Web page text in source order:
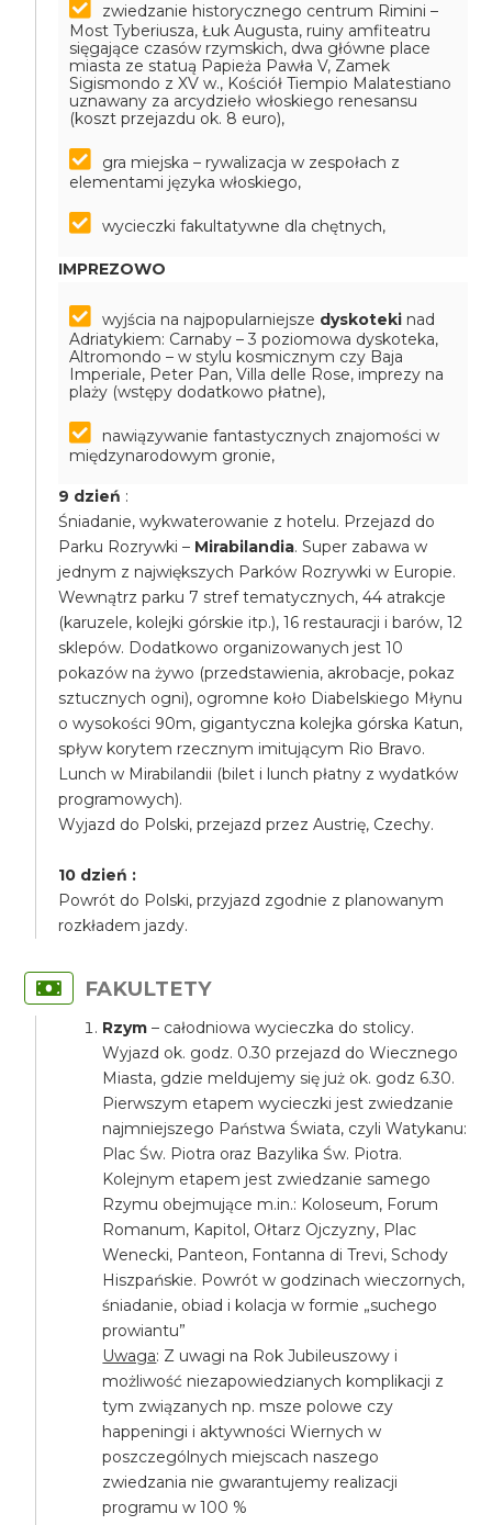
zwiedzanie historycznego centrum Rimini –
Most Tyberiusza, Łuk Augusta, ruiny amfiteatru
sięgające czasów rzymskich, dwa główne place
miasta ze statuą Papieża Pawła V, Zamek
Sigismondo z XV w., Kościół Tiempio Malatestiano
uznawany za arcydzieło włoskiego renesansu
(koszt przejazdu ok. 8 euro),
gra miejska – rywalizacja w zespołach z
elementami języka włoskiego,
wycieczki fakultatywne dla chętnych,
IMPREZOWO
wyjścia na najpopularniejsze dyskoteki nad
Adriatykiem: Carnaby – 3 poziomowa dyskoteka,
Altromondo – w stylu kosmicznym czy Baja
Imperiale, Peter Pan, Villa delle Rose, imprezy na
plaży (wstępy dodatkowo płatne),
nawiązywanie fantastycznych znajomości w
międzynarodowym gronie,
9 dzień :
Śniadanie, wykwaterowanie z hotelu. Przejazd do
Parku Rozrywki – Mirabilandia. Super zabawa w
jednym z największych Parków Rozrywki w Europie.
Wewnątrz parku 7 stref tematycznych, 44 atrakcje
(karuzele, kolejki górskie itp.), 16 restauracji i barów, 12
sklepów. Dodatkowo organizowanych jest 10
pokazów na żywo (przedstawienia, akrobacje, pokaz
sztucznych ogni), ogromne koło Diabelskiego Młynu
o wysokości 90m, gigantyczna kolejka górska Katun,
spływ korytem rzecznym imitującym Rio Bravo.
Lunch w Mirabilandii (bilet i lunch płatny z wydatków
programowych).
Wyjazd do Polski, przejazd przez Austrię, Czechy.
10 dzień :
Powrót do Polski, przyjazd zgodnie z planowanym
rozkładem jazdy.
FAKULTETY
Rzym– całodniowa wycieczka do stolicy.
Wyjazd ok. godz. 0.30 przejazd do Wiecznego
Miasta, gdzie meldujemy się już ok. godz 6.30.
Pierwszym etapem wycieczki jest zwiedzanie
najmniejszego Państwa Świata, czyli Watykanu:
Plac Św. Piotra oraz Bazylika Św. Piotra.
Kolejnym etapem jest zwiedzanie samego
Rzymu obejmujące m.in.: Koloseum, Forum
Romanum, Kapitol, Ołtarz Ojczyzny, Plac
Wenecki, Panteon, Fontanna di Trevi, Schody
Hiszpańskie. Powrót w godzinach wieczornych,
śniadanie, obiad i kolacja w formie „suchego
prowiantu”
Uwaga: Z uwagi na Rok Jubileuszowy i
możliwość niezapowiedzianych komplikacji z
tym związanych np. msze polowe czy
happeningi i aktywności Wiernych w
poszczególnych miejscach naszego
zwiedzania nie gwarantujemy realizacji
programu w 100 %